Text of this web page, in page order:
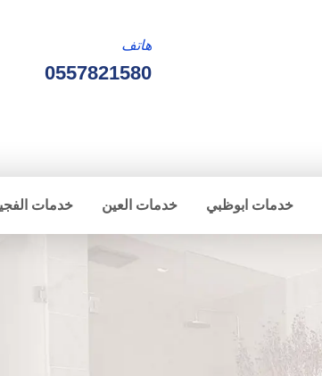
هاتف
0557821580
خدمات ابوظبي خدمات العين خدمات